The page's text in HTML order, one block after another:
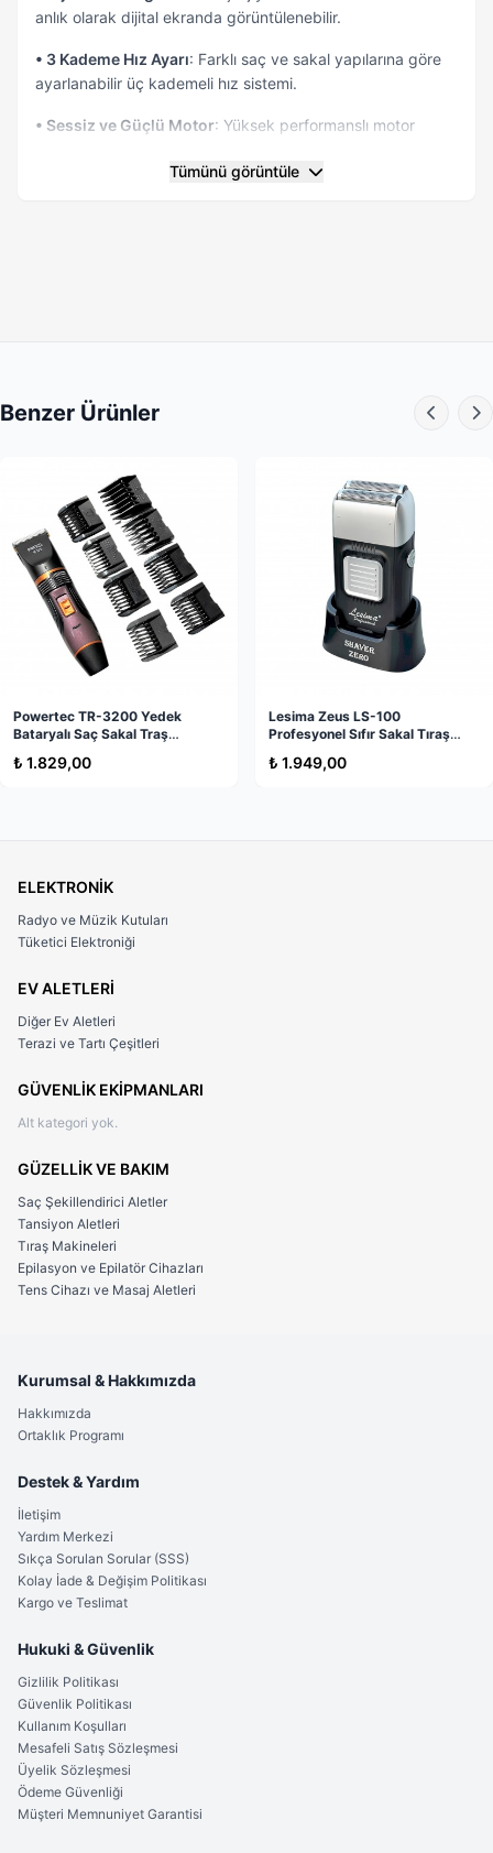
anlık olarak dijital ekranda görüntülenebilir.
• 3 Kademe Hız Ayarı: Farklı saç ve sakal yapılarına göre
ayarlanabilir üç kademeli hız sistemi.
• Sessiz ve Güçlü Motor: Yüksek performanslı motor
masaüstü şarj standı üzerinden kolay şarj.
modern görünümüyle profesyonel sonuçlar sunar.
Paketin İçeriği
Ürünü satın aldığınızda aşağıdaki parçalar eksiksiz olarak
kutu içinde yer almaktadır:
✅ 1 Adet Dearlıng A9 Dijital Ekranlı Tıraş Makinesi
✅ 4 Adet Farklı Uzunluklarda Kesim Tarağı (3 mm, 6 mm, 9
✅ 1 Adet Masaüstü Şarj Standı
Bu kapsamlı paket ile bakım rutininiz için ihtiyaç
duyabileceğiniz her şey elinizin altında olur. Üstelik her bir
olarak seçilmiştir.
Tümünü görüntüle
Benzer Ürünler
Powertec TR-3200 Yedek
Bataryalı Saç Sakal Traş
₺ 1.829,00
Lesima Zeus LS-100
Profesyonel Sıfır Sakal Tıraş
₺ 1.949,00
ELEKTRONİK
Radyo ve Müzik Kutuları
Tüketici Elektroniği
EV ALETLERİ
Diğer Ev Aletleri
Terazi ve Tartı Çeşitleri
GÜVENLİK EKİPMANLARI
Alt kategori yok.
GÜZELLİK VE BAKIM
Saç Şekillendirici Aletler
Tansiyon Aletleri
Tıraş Makineleri
Epilasyon ve Epilatör Cihazları
Tens Cihazı ve Masaj Aletleri
Kurumsal & Hakkımızda
Hakkımızda
Ortaklık Programı
Destek & Yardım
İletişim
Yardım Merkezi
Sıkça Sorulan Sorular (SSS)
Kolay İade & Değişim Politikası
Kargo ve Teslimat
Hukuki & Güvenlik
Gizlilik Politikası
Güvenlik Politikası
Kullanım Koşulları
Mesafeli Satış Sözleşmesi
Üyelik Sözleşmesi
Ödeme Güvenliği
Müşteri Memnuniyet Garantisi